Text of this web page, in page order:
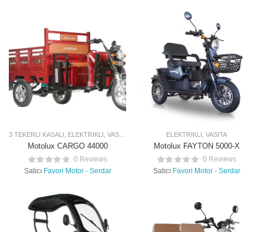
3 TEKERLI KASALI ELEKTRIKLI VASITA
Motolux CARGO 44000
0 Reviews
Satıcı Favori Motor - Serdar
ELEKTRIKLI VASITA
Motolux FAYTON 5000-X
0 Reviews
Satıcı Favori Motor - Serdar